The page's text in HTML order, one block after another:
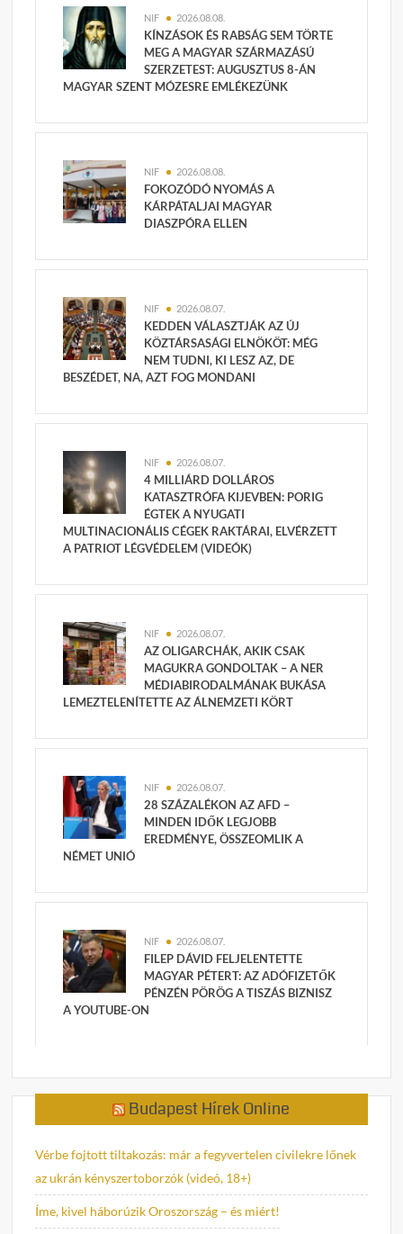
NIF 2026.08.08.
KÍNZÁSOK ÉS RABSÁG SEM TÖRTE
MEG A MAGYAR SZÁRMAZÁSÚ
SZERZETEST: AUGUSZTUS 8-ÁN
MAGYAR SZENT MÓZESRE EMLÉKEZÜNK
NIF 2026.08.08.
FOKOZÓDÓ NYOMÁS A
KÁRPÁTALJAI MAGYAR
DIASZPÓRA ELLEN
NIF 2026.08.07.
KEDDEN VÁLASZTJÁK AZ ÚJ
KÖZTÁRSASÁGI ELNÖKÖT: MÉG
NEM TUDNI, KI LESZ AZ, DE
BESZÉDET, NA, AZT FOG MONDANI
NIF 2026.08.07.
4 MILLIÁRD DOLLÁROS
KATASZTRÓFA KIJEVBEN: PORIG
ÉGTEK A NYUGATI
MULTINACIONÁLIS CÉGEK RAKTÁRAI, ELVÉRZETT
A PATRIOT LÉGVÉDELEM (VIDEÓK)
NIF 2026.08.07.
AZ OLIGARCHÁK, AKIK CSAK
MAGUKRA GONDOLTAK – A NER
MÉDIABIRODALMÁNAK BUKÁSA
LEMEZTELENÍTETTE AZ ÁLNEMZETI KÖRT
NIF 2026.08.07.
28 SZÁZALÉKON AZ AFD –
MINDEN IDŐK LEGJOBB
EREDMÉNYE, ÖSSZEOMLIK A
NÉMET UNIÓ
NIF 2026.08.07.
FILEP DÁVID FELJELENTETTE
MAGYAR PÉTERT: AZ ADÓFIZETŐK
PÉNZÉN PÖRÖG A TISZÁS BIZNISZ
A YOUTUBE-ON
Budapest Hírek Online
Vérbe fojtott tiltakozás: már a fegyvertelen civilekre lőnek
az ukrán kényszertoborzók (videó, 18+)
Íme, kivel háborúzik Oroszország – és miért!